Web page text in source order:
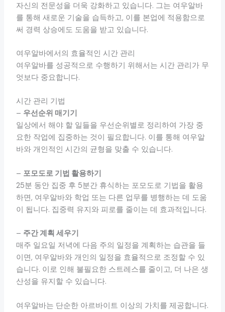
자신의 전문성을 더욱 강화하고 있습니다. 그는 여우알바
를 통해 새로운 기술을 습득하고, 이를 본업에 적용함으로
써 경력 상승에도 도움을 받고 있습니다.
여우알바에서의 효율적인 시간 관리
여우알바를 성공적으로 수행하기 위해서는 시간 관리가 무
엇보다 중요합니다.
시간 관리 기법
– 우선순위 매기기
일상에서 해야 할 일들을 우선순위별로 정리하여 가장 중
요한 작업에 집중하는 것이 필요합니다. 이를 통해 여우알
바와 개인적인 시간의 균형을 맞출 수 있습니다.
– 포모도로 기법 활용하기
25분 동안 집중 후 5분간 휴식하는 포모도로 기법을 활용
하면, 여우알바와 학업 또는 다른 업무를 병행하는 데 도움
이 됩니다. 집중력 유지와 피로를 줄이는 데 효과적입니다.
– 주간 계획 세우기
매주 일요일 저녁에 다음 주의 일정을 계획하는 습관을 들
이면, 여우알바와 개인의 일정을 효율적으로 조정할 수 있
습니다. 이로 인해 불필요한 스트레스를 줄이고, 더 나은 생
산성을 유지할 수 있습니다.
여우알바는 단순한 아르바이트 이상의 가치를 제공합니다.